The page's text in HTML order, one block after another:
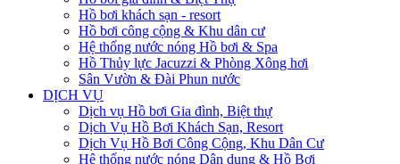
Hồ bơi khách sạn - resort
Hồ bơi công cộng & Khu dân cư
Hệ thống nước nóng Hồ bơi & Spa
Hồ Thủy lực Jacuzzi & Phòng Xông hơi
Sân Vườn & Đài Phun nước
DỊCH VỤ
Dịch vụ Hồ bơi Gia đình, Biệt thự
Dịch Vụ Hồ Bơi Khách Sạn, Resort
Dịch Vụ Hồ Bơi Công Cộng, Khu Dân Cư
Hệ thống nước nóng Dân dụng & Hồ Bơi